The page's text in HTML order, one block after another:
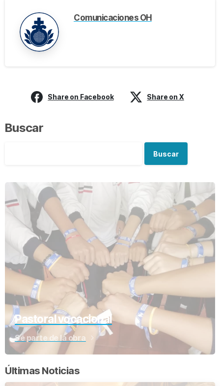
Comunicaciones OH
Share on Facebook Share on X
Buscar
Buscar
Pastoral vocacional
Sé parte de la obra
Últimas Noticias